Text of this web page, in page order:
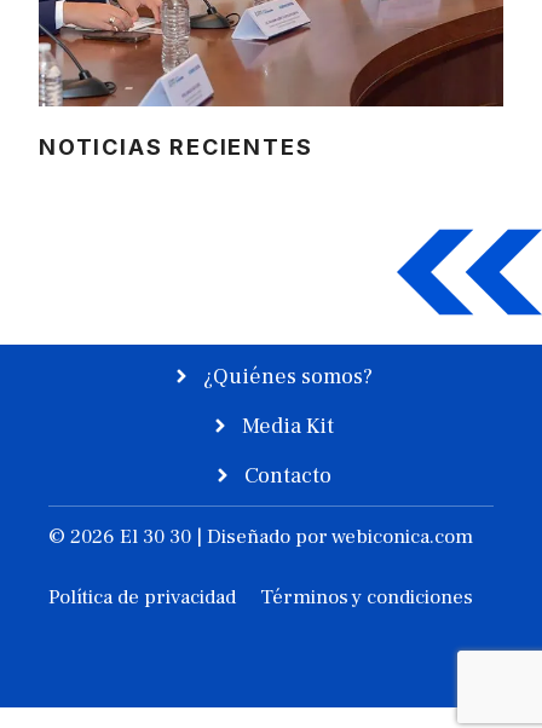
NOTICIAS RECIENTES
¿Quiénes somos?
Media Kit
Contacto
© 2026 El 30 30 | Diseñado porwebiconica.com
Política de privacidad Términos y condiciones